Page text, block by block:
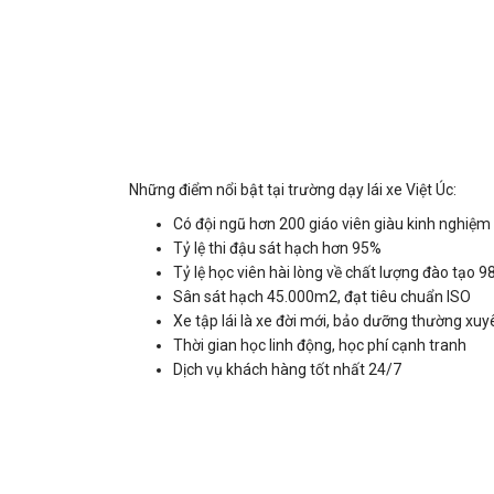
Những điểm nổi bật tại trường dạy lái xe Việt Úc:
Có đội ngũ hơn 200 giáo viên giàu kinh nghiệm
Tỷ lệ thi đậu sát hạch hơn 95%
Tỷ lệ học viên hài lòng về chất lượng đào tạo
Sân sát hạch 45.000m2, đạt tiêu chuẩn ISO
Xe tập lái là xe đời mới, bảo dưỡng thường
Thời gian học linh động, học phí cạnh tranh
Dịch vụ khách hàng tốt nhất 24/7